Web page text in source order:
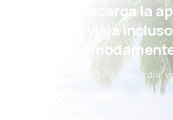
¡Eh! Descarga la
eSky y viaja incluso
más
Nuevas ofertas cada día:
vacaciones, escapadas
Cómoda gestión de
¡Todo lo que importa,